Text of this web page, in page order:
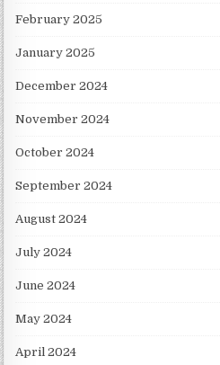
February 2025
January 2025
December 2024
November 2024
October 2024
September 2024
August 2024
July 2024
June 2024
May 2024
April 2024